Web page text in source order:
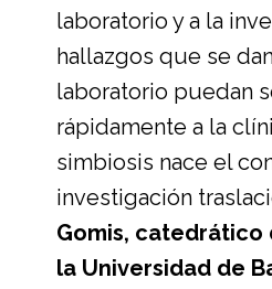
laboratorio y a la
hallazgos que se
laboratorio puedan
rápidamente a la
simbiosis nace el
investigación
Gomis, catedrático
la Universidad de